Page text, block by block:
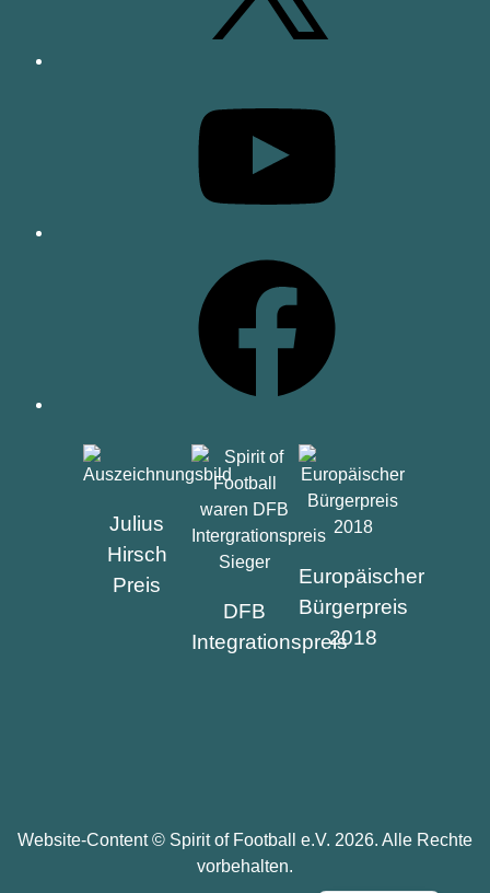
AUSZEICHNUNGEN
Julius
Hirsch
Preis
DFB
Integrationspreis
Europäischer
Bürgerpreis
2018
Website-Content © Spirit of Football e.V. 2026. Alle Rechte
vorbehalten.